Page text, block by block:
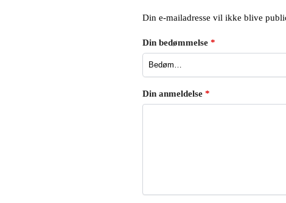
Din e-mailadresse vil ikke blive
Din bedømmelse *
Din anmeldelse *